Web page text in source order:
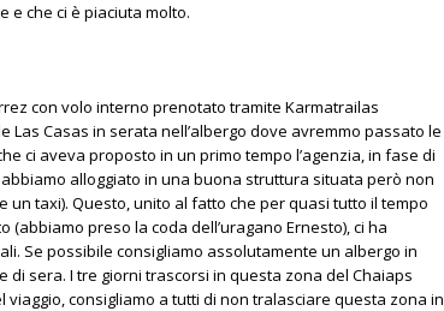
e che ci è piaciuta molto.
con volo interno prenotato tramite Karmatrailas
Casas in serata nell’albergo dove avremmo passato le
ci aveva proposto in un primo tempo l’agenzia, in fase di
alloggiato in una buona struttura situata però non
taxi). Questo, unito al fatto che per quasi tutto il tempo
preso la coda dell’uragano Ernesto), ci ha
Se possibile consigliamo assolutamente un albergo in
di sera. I tre giorni trascorsi in questa zona del Chaiaps
consigliamo a tutti di non tralasciare questa zona in